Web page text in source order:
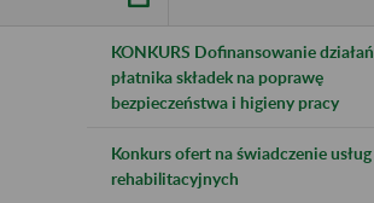
KONKURS Dofinansowanie działań
płatnika składek na poprawę
bezpieczeństwa i higieny pracy
Konkurs ofert na świadczenie usług
rehabilitacyjnych